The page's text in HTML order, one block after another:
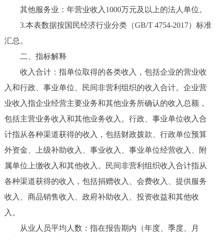
其他服务业：年营业收入1000万元及以上的法人单位。
3.本表数据按国民经济行业分类（GB/T 4754-2017）标准
汇总。
二、指标解释
收入合计：指单位取得的各类收入，包括企业的营业收
入和行政、事业单位、民间非营利组织的收入合计。企业营
业收入指企业经营主要业务和其他业务所确认的收入总额，
包括主营业务收入和其他业务收入。行政、事业单位收入合
计指从各种渠道获得的收入，包括财政拨款、行政单位预算
外资金、上级补助收入、事业收入、事业单位经营收入、附
属单位上缴收入和其他收入。民间非营利组织收入合计指从
各种渠道获得的收入，包括捐赠收入、会费收入、提供服务
收入、商品销售收入、政府补助收入、投资收益和其他收
入。
从业人员平均人数：指在报告期内（年度、季度、月